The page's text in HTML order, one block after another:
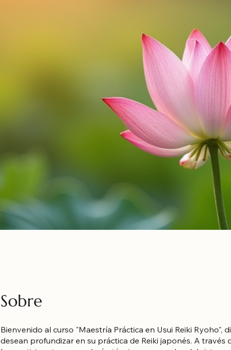
Sobre
Bienvenido al curso "Maestría Práctica en Usui Reiki Ryoho",
desean profundizar en su práctica de Reiki japonés. A través